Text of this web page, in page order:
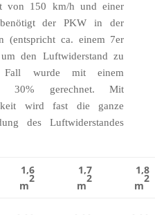
von 150 km/h und einer
der PKW in der
(entspricht ca. einem 7er
den Luftwiderstand zu
Fall wurde mit einem
30% gerechnet. Mit
wird fast die ganze
des Luftwiderstandes
1,6
m
2
1,7
m
2
1,8
m
2